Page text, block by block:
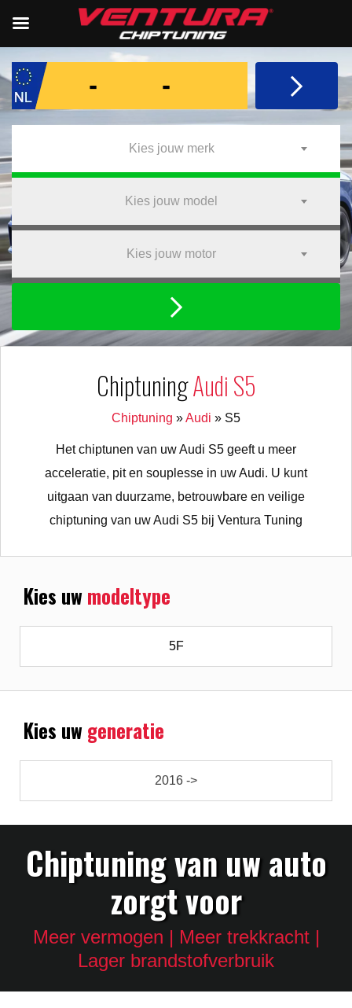
Kies jouw merk
Kies jouw model
Kies jouw motor
ChiptuningAudi S5
Chiptuning »Audi » S5
Het chiptunen van uw Audi S5 geeft u meer
acceleratie, pit en souplesse in uw Audi. U kunt
uitgaan van duurzame, betrouwbare en veilige
chiptuning van uw Audi S5 bij Ventura Tuning
Kies uwmodeltype
5F
Kies uwgeneratie
2016 ->
Chiptuning van uw auto
zorgt voor
Meer vermogen | Meer trekkracht |
Lager brandstofverbruik